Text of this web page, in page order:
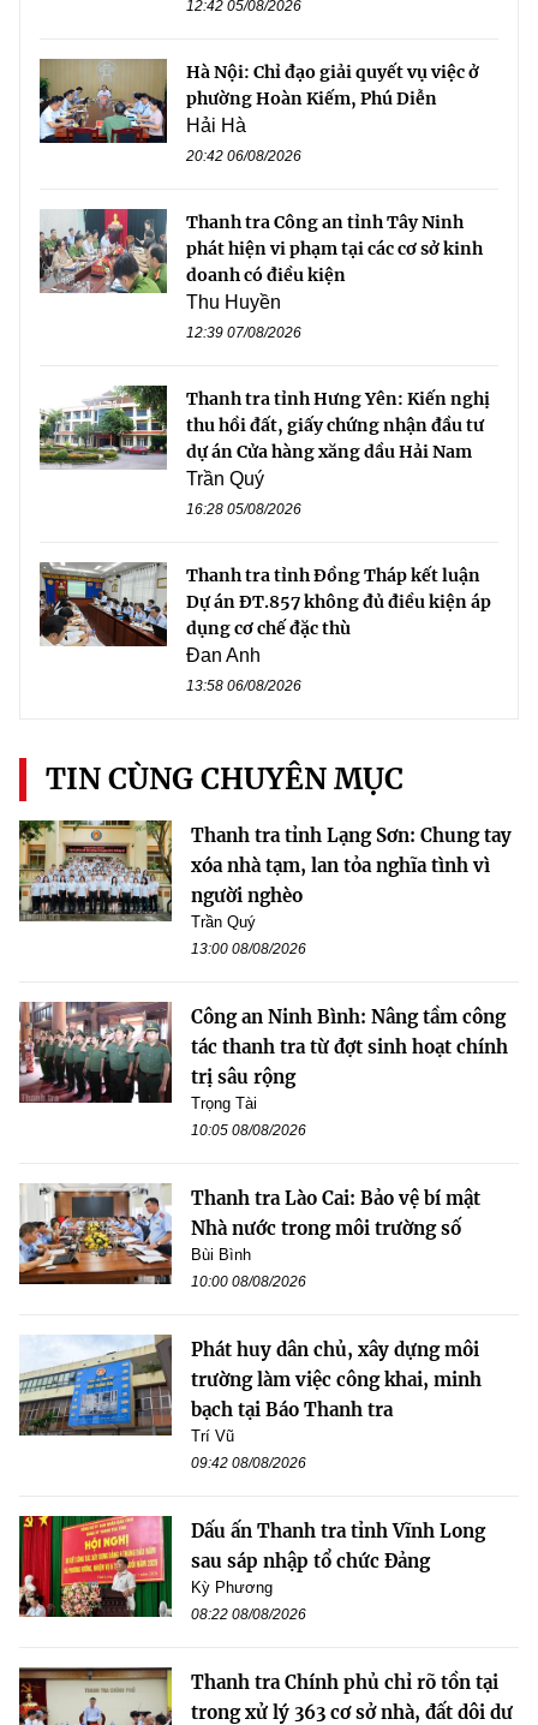
12:42 05/08/2026
Hà Nội: Chỉ đạo giải quyết vụ việc ở
phường Hoàn Kiếm, Phú Diễn
Hải Hà
20:42 06/08/2026
Thanh tra Công an tỉnh Tây Ninh
phát hiện vi phạm tại các cơ sở kinh
doanh có điều kiện
Thu Huyền
12:39 07/08/2026
Thanh tra tỉnh Hưng Yên: Kiến nghị
thu hồi đất, giấy chứng nhận đầu tư
dự án Cửa hàng xăng dầu Hải Nam
Trần Quý
16:28 05/08/2026
Thanh tra tỉnh Đồng Tháp kết luận
Dự án ĐT.857 không đủ điều kiện áp
dụng cơ chế đặc thù
Đan Anh
13:58 06/08/2026
TIN CÙNG CHUYÊN MỤC
Thanh tra tỉnh Lạng Sơn: Chung tay
xóa nhà tạm, lan tỏa nghĩa tình vì
người nghèo
Trần Quý
13:00 08/08/2026
Công an Ninh Bình: Nâng tầm công
tác thanh tra từ đợt sinh hoạt chính
trị sâu rộng
Trọng Tài
10:05 08/08/2026
Thanh tra Lào Cai: Bảo vệ bí mật
Nhà nước trong môi trường số
Bùi Bình
10:00 08/08/2026
Phát huy dân chủ, xây dựng môi
trường làm việc công khai, minh
bạch tại Báo Thanh tra
Trí Vũ
09:42 08/08/2026
Dấu ấn Thanh tra tỉnh Vĩnh Long
sau sáp nhập tổ chức Đảng
Kỳ Phương
08:22 08/08/2026
Thanh tra Chính phủ chỉ rõ tồn tại
trong xử lý 363 cơ sở nhà, đất dôi dư